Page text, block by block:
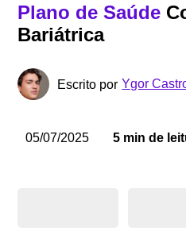
Plano de Saúde
Bariátrica
Escrito por Ygor
05/07/2025 5 min de